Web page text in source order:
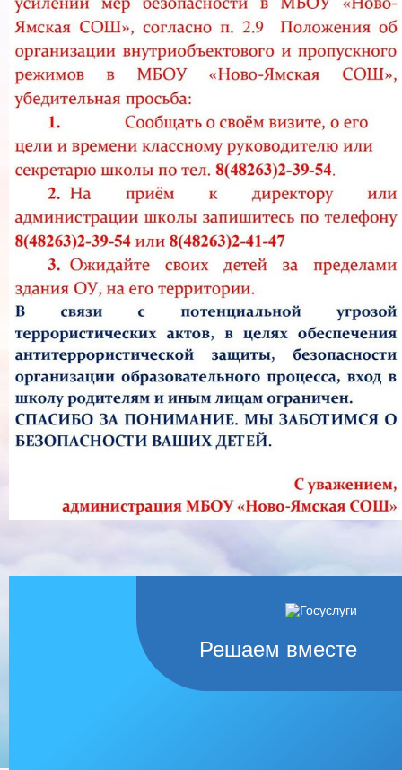
Решаем вместе